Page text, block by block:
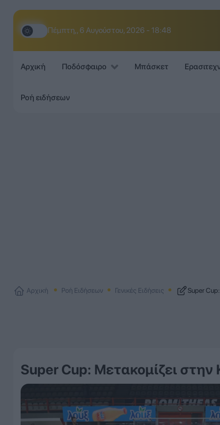
Πέμπτη,, 6 Αυγούστου, 2026 - 18:48
Αρχική Ποδόσφαιρο Μπάσκετ
Ροή ειδήσεων
Αρχική Ροή Ειδήσεων Γενικές Ειδήσεις Super
Super Cup: Μετακομίζει